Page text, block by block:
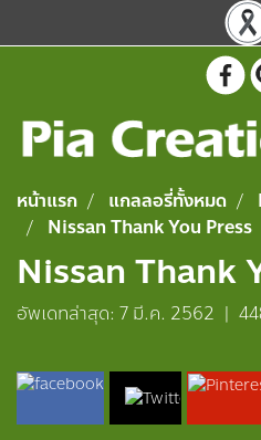
หน้าแรก แกลลอรี่ทั้งหมด
Nissan Thank You Press
Nissan Thank
อัพเดทล่าสุด: 7 มี.ค. 2562 |